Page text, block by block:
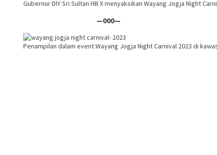
Gubernur DIY Sri Sultan HB X menyaksikan Wayang Jogja Night
—000—
Penampilan dalam event Wayang Jogja Night Carnival 2023 di